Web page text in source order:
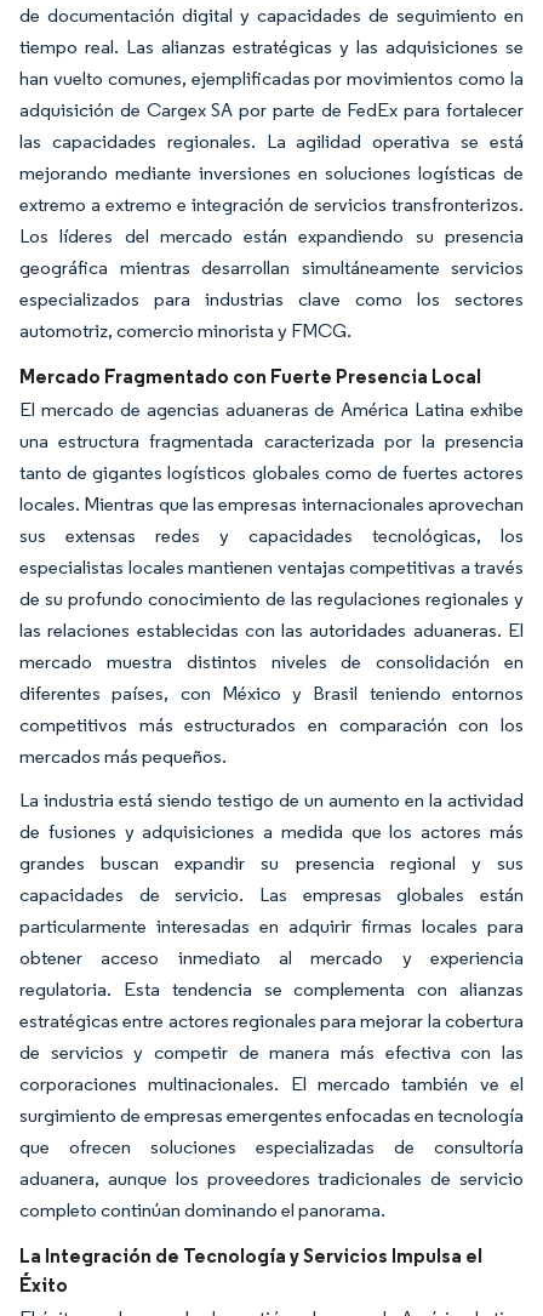
de documentación digital y capacidades de seguimiento en
tiempo real. Las alianzas estratégicas y las adquisiciones se
han vuelto comunes, ejemplificadas por movimientos como la
adquisición de Cargex SA por parte de FedEx para fortalecer
las capacidades regionales. La agilidad operativa se está
mejorando mediante inversiones en soluciones logísticas de
extremo a extremo e integración de servicios transfronterizos.
Los líderes del mercado están expandiendo su presencia
geográfica mientras desarrollan simultáneamente servicios
especializados para industrias clave como los sectores
automotriz, comercio minorista y FMCG.
Mercado Fragmentado con Fuerte Presencia Local
El mercado de agencias aduaneras de América Latina exhibe
una estructura fragmentada caracterizada por la presencia
tanto de gigantes logísticos globales como de fuertes actores
locales. Mientras que las empresas internacionales aprovechan
sus extensas redes y capacidades tecnológicas, los
especialistas locales mantienen ventajas competitivas a través
de su profundo conocimiento de las regulaciones regionales y
las relaciones establecidas con las autoridades aduaneras. El
mercado muestra distintos niveles de consolidación en
diferentes países, con México y Brasil teniendo entornos
competitivos más estructurados en comparación con los
mercados más pequeños.
La industria está siendo testigo de un aumento en la actividad
de fusiones y adquisiciones a medida que los actores más
grandes buscan expandir su presencia regional y sus
capacidades de servicio. Las empresas globales están
particularmente interesadas en adquirir firmas locales para
obtener acceso inmediato al mercado y experiencia
regulatoria. Esta tendencia se complementa con alianzas
estratégicas entre actores regionales para mejorar la cobertura
de servicios y competir de manera más efectiva con las
corporaciones multinacionales. El mercado también ve el
surgimiento de empresas emergentes enfocadas en tecnología
que ofrecen soluciones especializadas de consultoría
aduanera, aunque los proveedores tradicionales de servicio
completo continúan dominando el panorama.
La Integración de Tecnología y Servicios Impulsa el
Éxito